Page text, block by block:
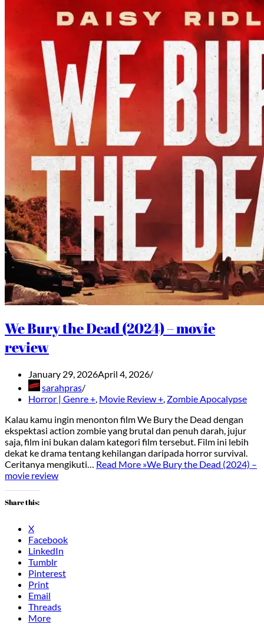
We Bury the Dead (2024) – movie
review
January 29, 2026April 4, 2026
sarahpras
Horror | Genre +, Movie Review +, Zombie Apocalypse
Kalau kamu ingin menonton film We Bury the Dead dengan
ekspektasi action zombie yang brutal dan penuh darah, jujur
saja, film ini bukan dalam kategori film tersebut. Film ini lebih
dekat ke drama tentang kehilangan daripada horror survival.
Ceritanya mengikuti… Read More »We Bury the Dead (2024) –
movie review
Share this:
X
Facebook
LinkedIn
Tumblr
Pinterest
Print
Email
Threads
More